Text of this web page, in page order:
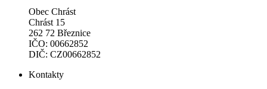
Obec Chrást
Chrást 15
262 72 Březnice
IČO: 00662852
DIČ: CZ00662852
Kontakty